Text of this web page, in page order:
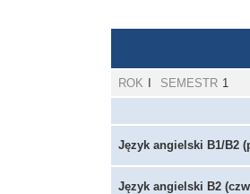
ROK SEMESTR 1
Język angielski B1/B2
Język angielski B2